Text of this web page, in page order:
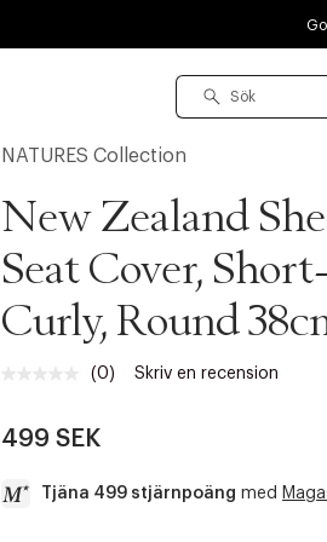
NATURES Collection
New Zealand
Seat Cover,
Curly, Round
Inget
till
(0) Skriv en recension
499 SEK
Tjäna 499 stjärnpoäng med